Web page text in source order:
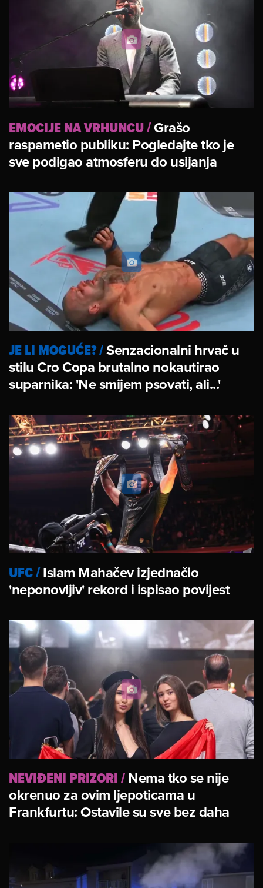
EMOCIJE NA VRHUNCU/Grašo
raspametio publiku: Pogledajte tko je
sve podigao atmosferu do usijanja
JE LI MOGUĆE?/Senzacionalni hrvač u
stilu Cro Copa brutalno nokautirao
suparnika: 'Ne smijem psovati, ali...'
UFC/Islam Mahačev izjednačio
'neponovljiv' rekord i ispisao povijest
NEVIĐENI PRIZORI/Nema tko se nije
okrenuo za ovim ljepoticama u
Frankfurtu: Ostavile su sve bez daha